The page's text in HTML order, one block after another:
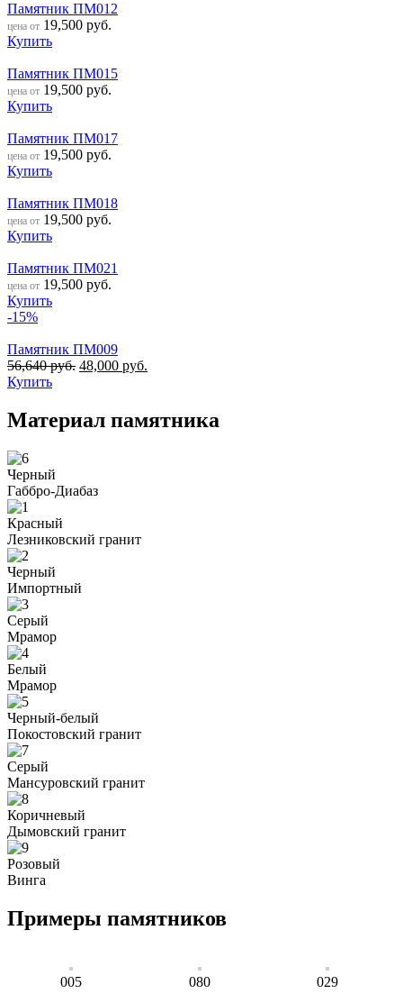
Памятник ПМ012
цена от 19,500 руб.
Купить
Памятник ПМ015
цена от 19,500 руб.
Купить
Памятник ПМ017
цена от 19,500 руб.
Купить
Памятник ПМ018
цена от 19,500 руб.
Купить
Памятник ПМ021
цена от 19,500 руб.
Купить
-15%
Памятник ПМ009
56,640руб. 48,000 руб.
Купить
Материал памятника
Черный
Габбро-Диабаз
Красный
Лезниковский гранит
Черный
Импортный
Серый
Мрамор
Белый
Мрамор
Черный-белый
Покостовский гранит
Серый
Мансуровский гранит
Коричневый
Дымовский гранит
Розовый
Винга
Примеры памятников
005 080 029